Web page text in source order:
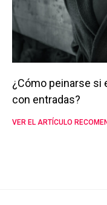
¿Cómo peinarse si
con entradas?
VER EL ARTÍCULO